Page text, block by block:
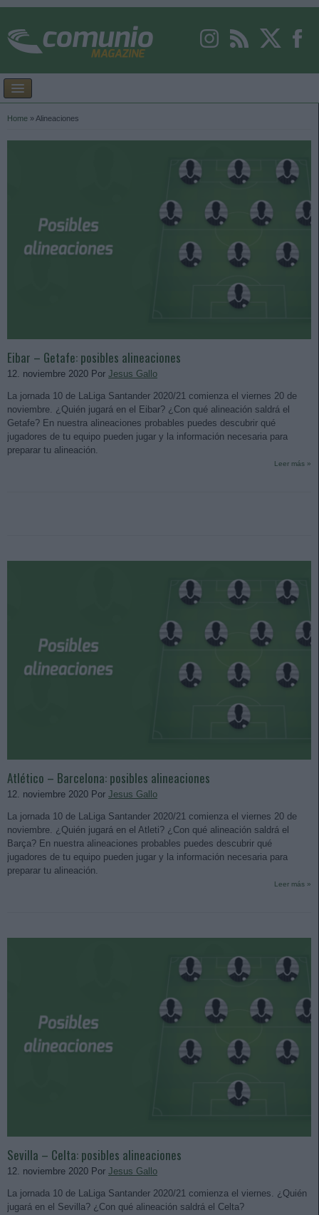
Home » Alineaciones
Eibar – Getafe: posibles alineaciones
12. noviembre 2020 Por Jesus Gallo
La jornada 10 de LaLiga Santander 2020/21 comienza el viernes 20 de
noviembre. ¿Quién jugará en el Eibar? ¿Con qué alineación saldrá el
Getafe? En nuestra alineaciones probables puedes descubrir qué
jugadores de tu equipo pueden jugar y la información necesaria para
preparar tu alineación.
Leer más »
Atlético – Barcelona: posibles alineaciones
12. noviembre 2020 Por Jesus Gallo
La jornada 10 de LaLiga Santander 2020/21 comienza el viernes 20 de
noviembre. ¿Quién jugará en el Atleti? ¿Con qué alineación saldrá el
Barça? En nuestra alineaciones probables puedes descubrir qué
jugadores de tu equipo pueden jugar y la información necesaria para
preparar tu alineación.
Leer más »
Sevilla – Celta: posibles alineaciones
12. noviembre 2020 Por Jesus Gallo
La jornada 10 de LaLiga Santander 2020/21 comienza el viernes. ¿Quién
jugará en el Sevilla? ¿Con qué alineación saldrá el Celta?